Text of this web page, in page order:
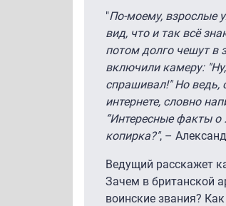
"По-моему, взрослые
вид, что и так всё
потом долго чешут в
включили камеру:
спрашивал!" Но ведь,
интернете, словно
“Интересные факты о
копирка?", –
Ведущий расскажет
Зачем в британской
воинские звания?